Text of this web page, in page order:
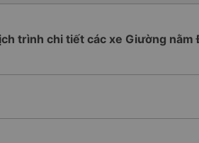
trình chi tiết các xe Giường nằm